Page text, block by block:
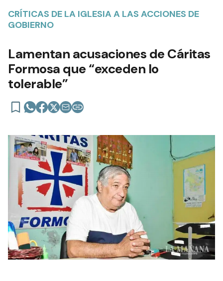
CRÍTICAS DE LA IGLESIA A LAS ACCIONES DE
GOBIERNO
Lamentan acusaciones de Cáritas
Formosa que “exceden lo
tolerable”